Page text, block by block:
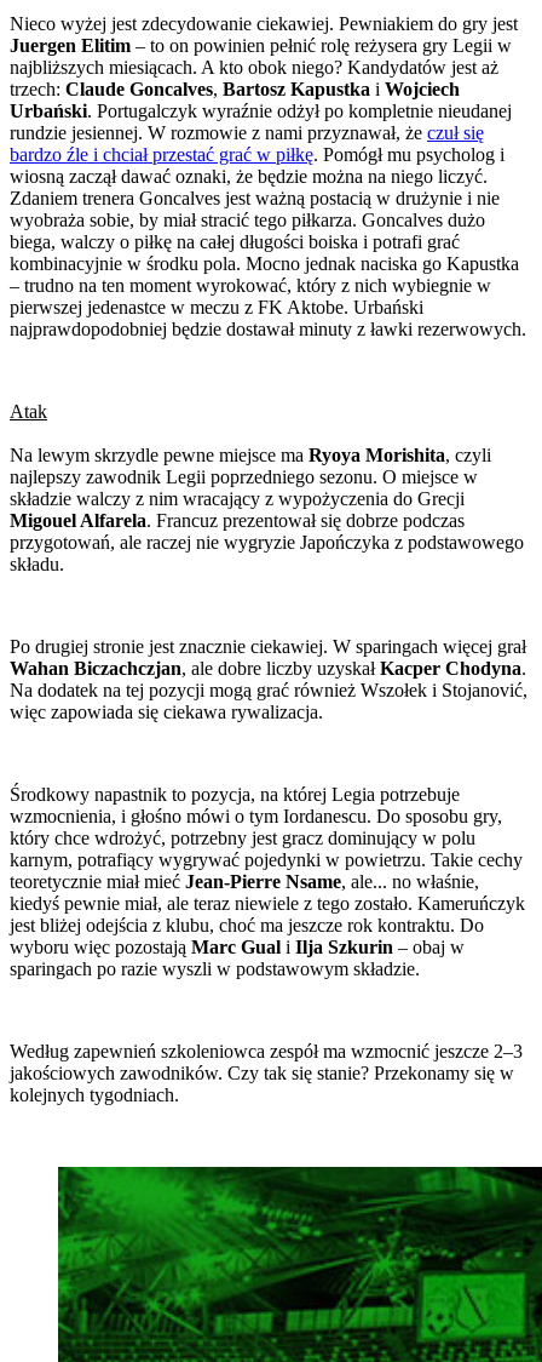
Nieco wyżej jest zdecydowanie ciekawiej. Pewniakiem do gry jest
Juergen Elitim – to on powinien pełnić rolę reżysera gry Legii w
najbliższych miesiącach. A kto obok niego? Kandydatów jest aż
trzech: Claude Goncalves, Bartosz Kapustka i Wojciech
Urbański. Portugalczyk wyraźnie odżył po kompletnie nieudanej
rundzie jesiennej. W rozmowie z nami przyznawał, że czuł się
bardzo źle i chciał przestać grać w piłkę. Pomógł mu psycholog i
wiosną zaczął dawać oznaki, że będzie można na niego liczyć.
Zdaniem trenera Goncalves jest ważną postacią w drużynie i nie
wyobraża sobie, by miał stracić tego piłkarza. Goncalves dużo
biega, walczy o piłkę na całej długości boiska i potrafi grać
kombinacyjnie w środku pola. Mocno jednak naciska go Kapustka
– trudno na ten moment wyrokować, który z nich wybiegnie w
pierwszej jedenastce w meczu z FK Aktobe. Urbański
najprawdopodobniej będzie dostawał minuty z ławki rezerwowych.
Atak
Na lewym skrzydle pewne miejsce ma Ryoya Morishita, czyli
najlepszy zawodnik Legii poprzedniego sezonu. O miejsce w
składzie walczy z nim wracający z wypożyczenia do Grecji
Migouel Alfarela. Francuz prezentował się dobrze podczas
przygotowań, ale raczej nie wygryzie Japończyka z podstawowego
składu.
Po drugiej stronie jest znacznie ciekawiej. W sparingach więcej grał
Wahan Biczachczjan, ale dobre liczby uzyskałKacper Chodyna.
Na dodatek na tej pozycji mogą grać również Wszołek i Stojanović,
więc zapowiada się ciekawa rywalizacja.
Środkowy napastnik to pozycja, na której Legia potrzebuje
wzmocnienia, i głośno mówi o tym Iordanescu. Do sposobu gry,
który chce wdrożyć, potrzebny jest gracz dominujący w polu
karnym, potrafiący wygrywać pojedynki w powietrzu. Takie cechy
teoretycznie miał mieć Jean-Pierre Nsame, ale... no właśnie,
kiedyś pewnie miał, ale teraz niewiele z tego zostało. Kameruńczyk
jest bliżej odejścia z klubu, choć ma jeszcze rok kontraktu. Do
wyboru więc pozostają Marc Gual i Ilja Szkurin – obaj w
sparingach po razie wyszli w podstawowym składzie.
Według zapewnień szkoleniowca zespół ma wzmocnić jeszcze 2–3
jakościowych zawodników. Czy tak się stanie? Przekonamy się w
kolejnych tygodniach.